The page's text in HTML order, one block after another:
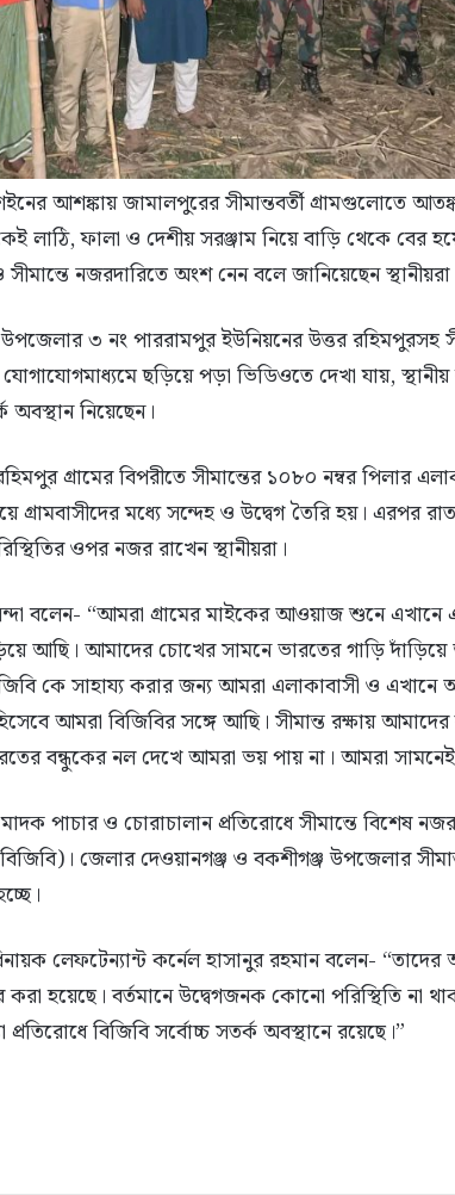
আশঙ্কায় জামালপুরের সীমান্তবর্তী গ্রামগুলোতে
লাঠি, ফালা ও দেশীয় সরঞ্জাম নিয়ে বাড়ি থেকে বের
নজরদারিতে অংশ নেন বলে জানিয়েছেন
৩ নং পাররামপুর ইউনিয়নের উত্তর রহিমপুরসহ
ছড়িয়ে পড়া ভিডিওতে দেখা যায়, স্থানীয়
নিয়েছেন।
গ্রামের বিপরীতে সীমান্তের ১০৮০ নম্বর পিলার
গ্রামবাসীদের মধ্যে সন্দেহ ও উদ্বেগ তৈরি হয়। এরপর
ওপর নজর রাখেন স্থানীয়রা।
বলেন- “আমরা গ্রামের মাইকের আওয়াজ শুনে এখানে
আছি। আমাদের চোখের সামনে ভারতের গাড়ি
কে সাহায্য করার জন্য আমরা এলাকাবাসী ও
আমরা বিজিবির সঙ্গে আছি। সীমান্ত রক্ষায়
বন্ধুকের নল দেখে আমরা ভয় পায় না। আমরা
পাচার ও চোরাচালান প্রতিরোধে সীমান্তে বিশেষ
জেলার দেওয়ানগঞ্জ ও বকশীগঞ্জ উপজেলার
লেফটেন্যান্ট কর্নেল হাসানুর রহমান বলেন- “তাদের
করা হয়েছে। বর্তমানে উদ্বেগজনক কোনো পরিস্থিতি না
বিজিবি সর্বোচ্চ সতর্ক অবস্থানে রয়েছে।”